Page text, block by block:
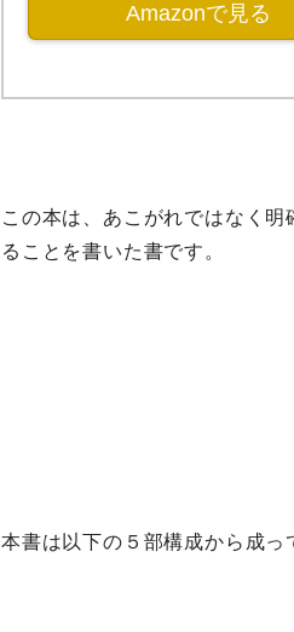
Amazonで見る
この本は、あこがれではなく 明
る ことを書いた書です。
本書は以下の ５部構成から成っ